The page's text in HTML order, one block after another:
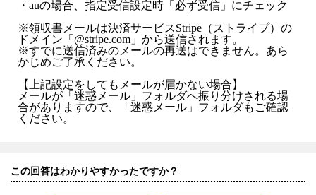
・auの場合、指定受信設定時「必ず受信」にチェック
※領収書メールは決済サービスStripe（ストライプ）の
ドメイン「@stripe.com」から送信されます。
※すでに送信済みのメールの再送はできません。あら
かじめご了承ください。
【上記設定をしてもメールが届かない場合】
メールが「迷惑メール」フォルダへ振り分けされる場
合がありますので、「迷惑メール」フォルダもご確認
ください。
この回答はわかりやすかったですか？